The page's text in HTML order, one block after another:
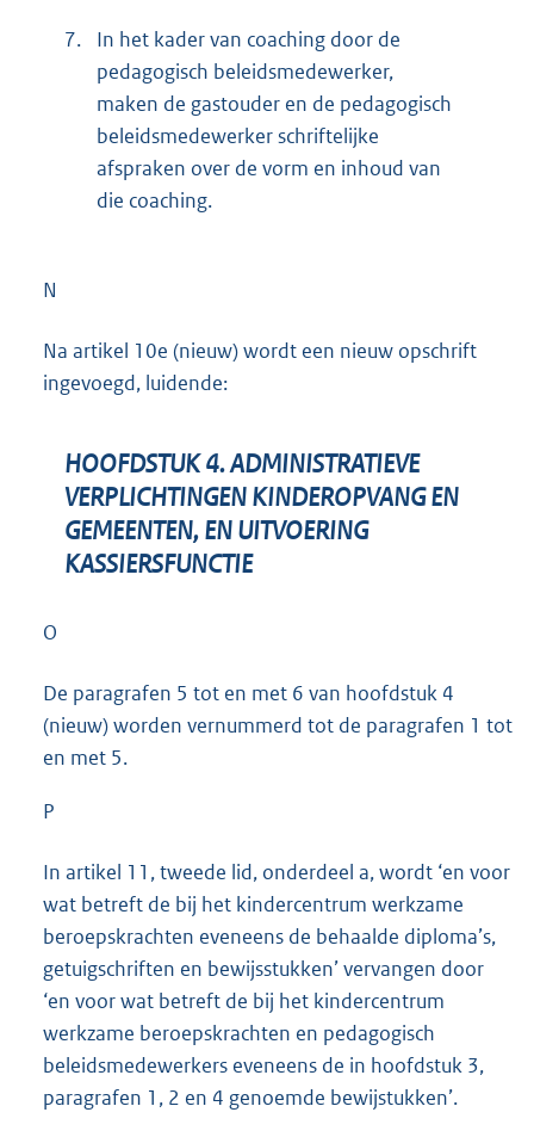
7.
In het kader van coaching door de
pedagogisch beleidsmedewerker,
maken de gastouder en de pedagogisch
beleidsmedewerker schriftelijke
afspraken over de vorm en inhoud van
die coaching.
N
Na artikel 10e (nieuw) wordt een nieuw opschrift
ingevoegd, luidende:
HOOFDSTUK 4. ADMINISTRATIEVE
VERPLICHTINGEN KINDEROPVANG EN
GEMEENTEN, EN UITVOERING
KASSIERSFUNCTIE
O
De paragrafen 5 tot en met 6 van hoofdstuk 4
(nieuw) worden vernummerd tot de paragrafen 1 tot
en met 5.
P
In artikel 11, tweede lid, onderdeel a, wordt ‘en voor
wat betreft de bij het kindercentrum werkzame
beroepskrachten eveneens de behaalde diploma’s,
getuigschriften en bewijsstukken’ vervangen door
‘en voor wat betreft de bij het kindercentrum
werkzame beroepskrachten en pedagogisch
beleidsmedewerkers eveneens de in hoofdstuk 3,
paragrafen 1, 2 en 4 genoemde bewijstukken’.